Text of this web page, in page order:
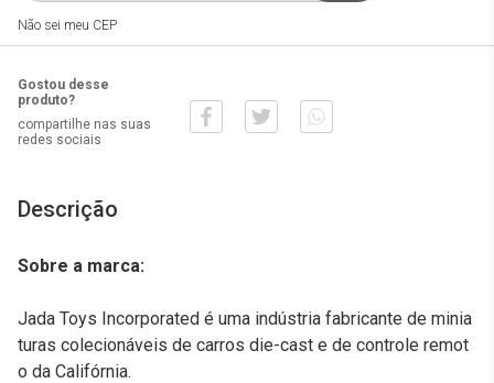
Não sei meu CEP
Gostou desse
produto?
compartilhe nas suas
redes sociais
Descrição
Sobre a marca:
Jada Toys Incorporated é uma indústria fabricante de minia
turas colecionáveis de carros die-cast e de controle remot
o da Califórnia.